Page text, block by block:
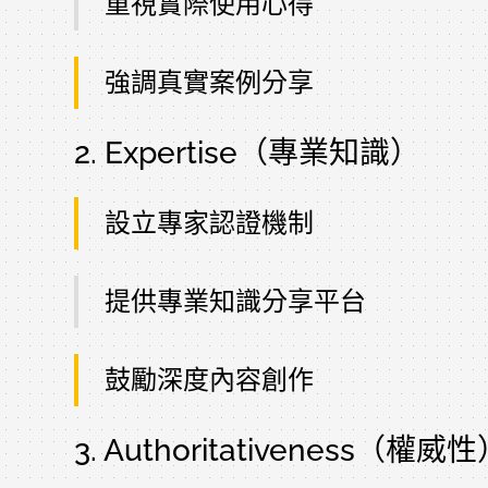
強調真實案例分享
2. Expertise（專業知識）
設立專家認證機制
提供專業知識分享平台
鼓勵深度內容創作
3. Authoritativeness（權威性